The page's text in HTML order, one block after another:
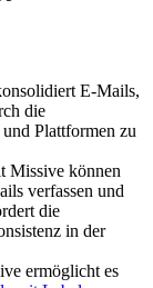
E-Mails,
die
Plattformen zu
Missive können
verfassen und
die
in der
ermöglicht es